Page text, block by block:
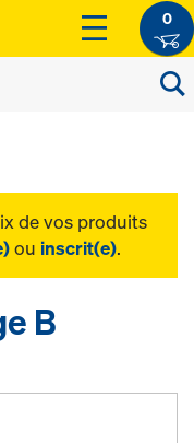
0
de vos produits
ou inscrit(e).
B